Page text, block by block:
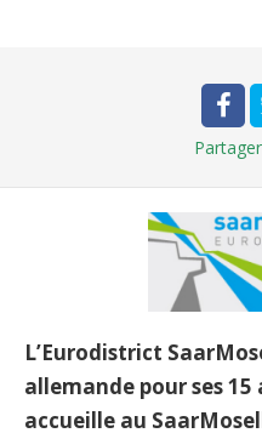
Partager
L’Eurodistrict
allemande pour ses 15
accueille au